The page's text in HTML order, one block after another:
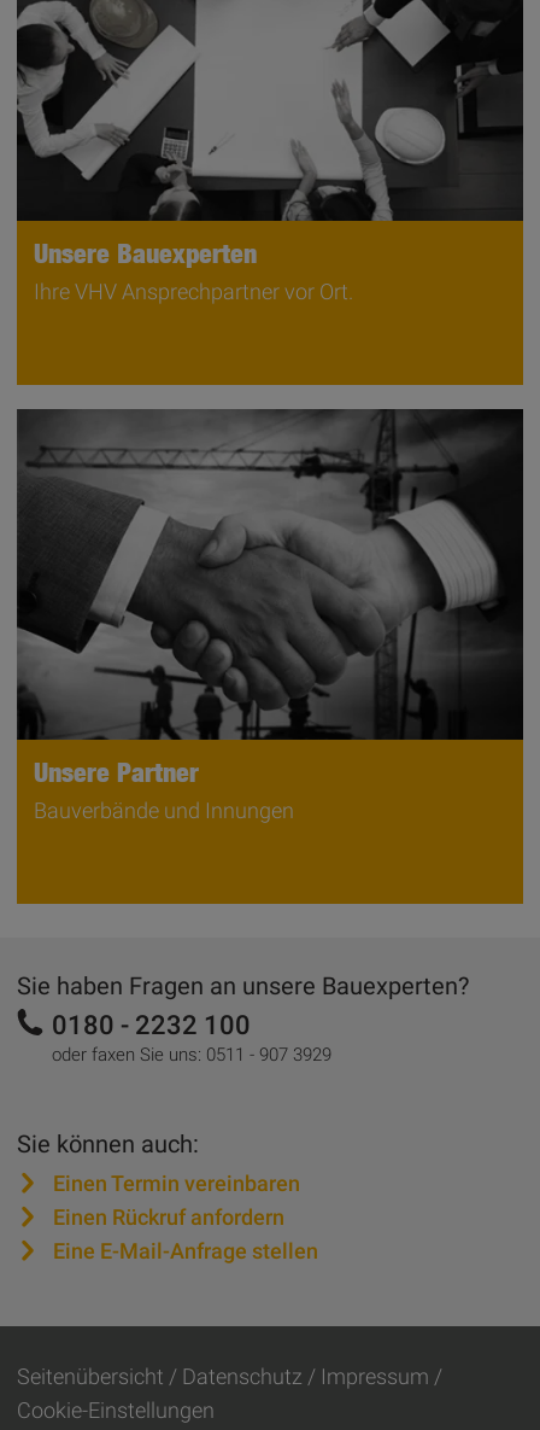
Unsere Bauexperten
Ihre VHV Ansprechpartner vor Ort.
Unsere Partner
Bauverbände und Innungen
Sie haben Fragen an unsere Bauexperten?
0180 - 2232 100
oder faxen Sie uns: 0511 - 907 3929
Sie können auch:
Einen Termin vereinbaren
Einen Rückruf anfordern
Eine E-Mail-Anfrage stellen
Seitenübersicht Datenschutz
Impressum
Cookie-Einstellungen